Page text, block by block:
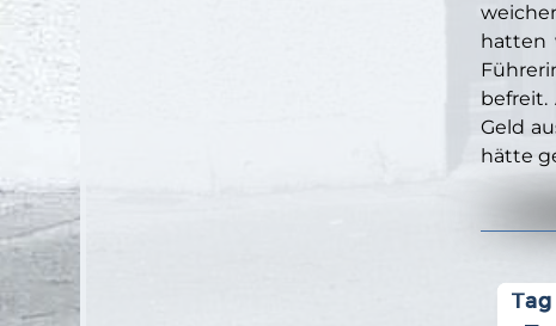
hatten
Geld
hätte